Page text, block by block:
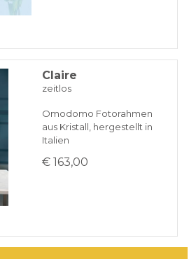
Claire
zeitlos
Omodomo Fotorahmen
aus Kristall, hergestellt in
Italien
€ 163,00